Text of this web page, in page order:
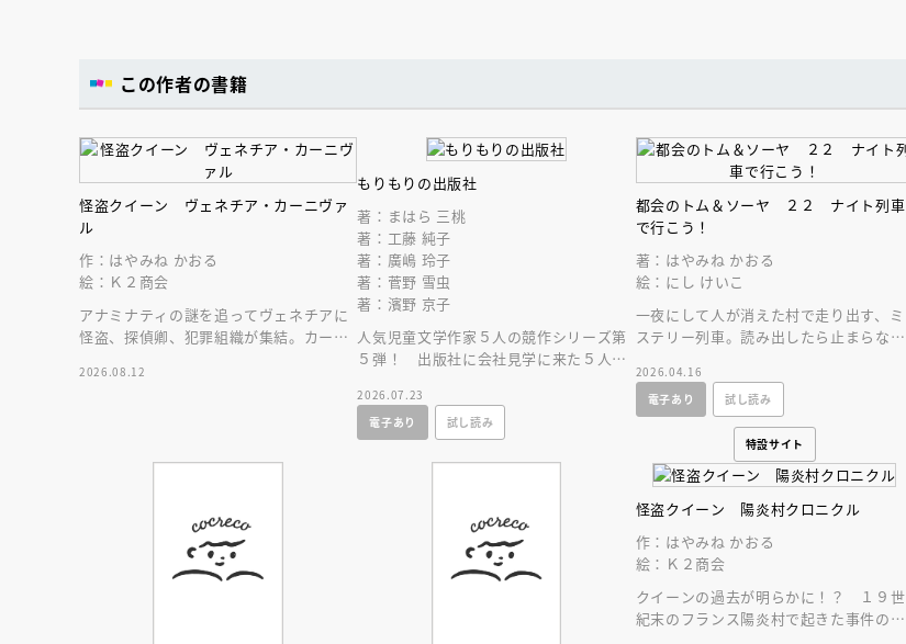
この作者の書籍
怪盗クイーン ヴェネチア・カーニヴァ
ル
作：はやみね かおる
絵：Ｋ２商会
アナミナティの謎を追ってヴェネチアに
怪盗、探偵卿、犯罪組織が集結。カーニ
るのは誰だ！？
2026.08.12
もりもりの出版社
著：まはら 三桃
著：工藤 純子
著：廣嶋 玲子
著：菅野 雪虫
著：濱野 京子
人気児童文学作家５人の競作シリーズ第
５弾！ 出版社に会社見学に来た５人の
出来事とは？
2026.07.23
電子あり
試し読み
都会のトム＆ソーヤ ２２ ナイト列車
で行こう！
著：はやみね かおる
絵：にし けいこ
一夜にして人が消えた村で走り出す、ミ
ステリー列車。読み出したら止まらな
リーズ２２巻！
2026.04.16
電子あり
試し読み
特設サイト
怪盗クイーン 陽炎村クロニクル
作：はやみね かおる
絵：Ｋ２商会
クイーンの過去が明らかに！？ １９世
紀末のフランス陽炎村で起きた事件の真